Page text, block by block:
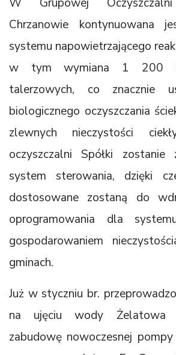
Chrzanowie kontynuowana
systemu napowietrzającego
w tym wymiana 1 200
talerzowych, co znacznie
biologicznego oczyszczania
zlewnych nieczystości
oczyszczalni Spółki zostanie
system sterowania, dzięki
dostosowane zostaną do
oprogramowania dla
gospodarowaniem
gminach.
Już w styczniu br.
na ujęciu wody Żelatowa
zabudowę nowoczesnej